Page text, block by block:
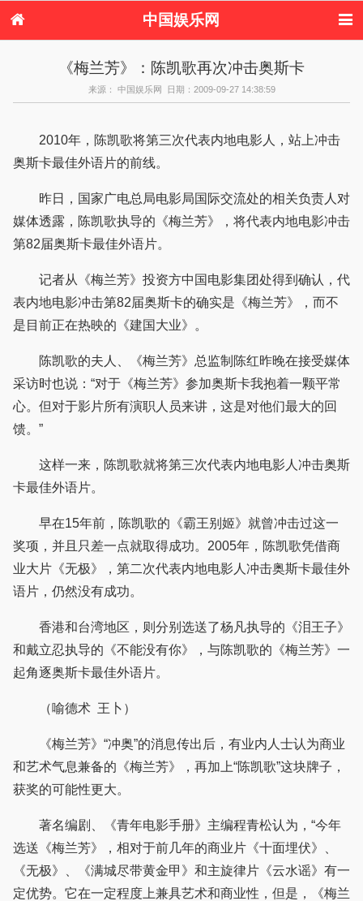
中国娱乐网
港台娱乐
日本娱乐 韩国娱乐
欧美娱乐
音乐新闻 影视新闻
内地明星八卦
八卦
《梅兰芳》：陈凯歌再次冲击奥斯卡
来源： 中国娱乐网 日期：2009-09-27 14:38:59
2010年，陈凯歌将第三次代表内地电影人，站上冲击
奥斯卡最佳外语片的前线。
昨日，国家广电总局电影局国际交流处的相关负责人对
媒体透露，陈凯歌执导的《梅兰芳》，将代表内地电影冲击
第82届奥斯卡最佳外语片。
记者从《梅兰芳》投资方中国电影集团处得到确认，代
表内地电影冲击第82届奥斯卡的确实是《梅兰芳》，而不
是目前正在热映的《建国大业》。
陈凯歌的夫人、《梅兰芳》总监制陈红昨晚在接受媒体
采访时也说：“对于《梅兰芳》参加奥斯卡我抱着一颗平常
心。但对于影片所有演职人员来讲，这是对他们最大的回
馈。”
这样一来，陈凯歌就将第三次代表内地电影人冲击奥斯
卡最佳外语片。
早在15年前，陈凯歌的《霸王别姬》就曾冲击过这一
奖项，并且只差一点就取得成功。2005年，陈凯歌凭借商
业大片《无极》，第二次代表内地电影人冲击奥斯卡最佳外
语片，仍然没有成功。
香港和台湾地区，则分别选送了杨凡执导的《泪王子》
和戴立忍执导的《不能没有你》，与陈凯歌的《梅兰芳》一
起角逐奥斯卡最佳外语片。
（喻德术 王卜）
《梅兰芳》“冲奥”的消息传出后，有业内人士认为商业
和艺术气息兼备的《梅兰芳》，再加上“陈凯歌”这块牌子，
获奖的可能性更大。
著名编剧、《青年电影手册》主编程青松认为，“今年
选送《梅兰芳》，相对于前几年的商业片《十面埋伏》、
《无极》、《满城尽带黄金甲》和主旋律片《云水谣》有一
定优势。它在一定程度上兼具艺术和商业性，但是，《梅兰